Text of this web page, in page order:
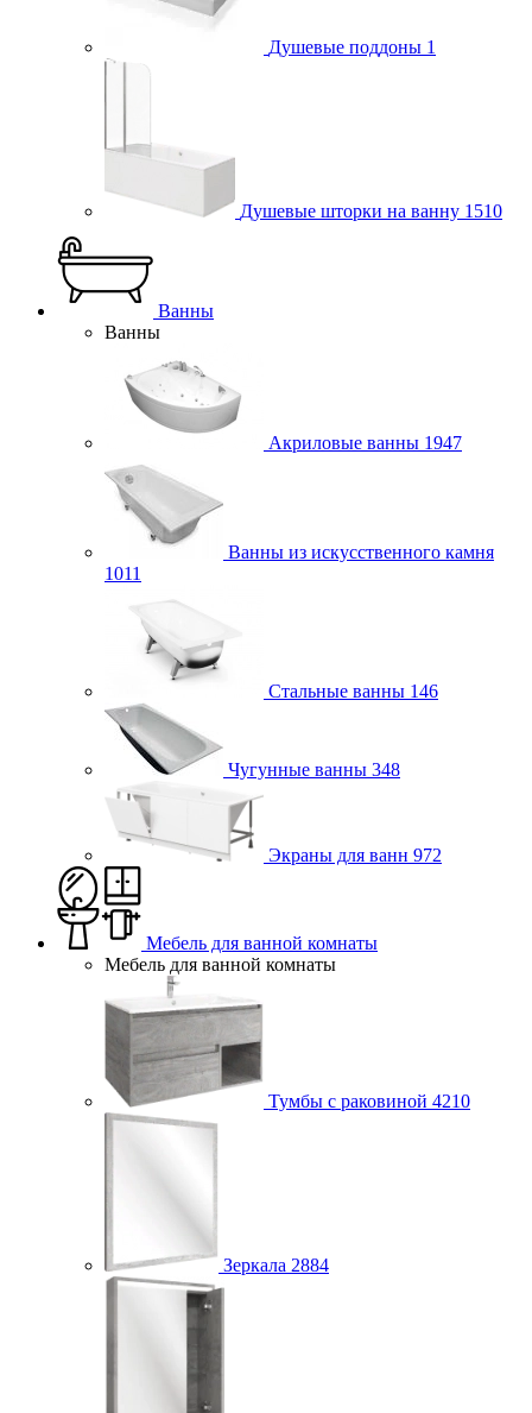
Душевые поддоны 1
Душевые шторки на ванну 1510
Ванны
Ванны
Акриловые ванны 1947
Ванны из искусственного камня
1011
Стальные ванны 146
Чугунные ванны 348
Экраны для ванн 972
Мебель для ванной комнаты
Мебель для ванной комнаты
Тумбы с раковиной 4210
Зеркала 2884